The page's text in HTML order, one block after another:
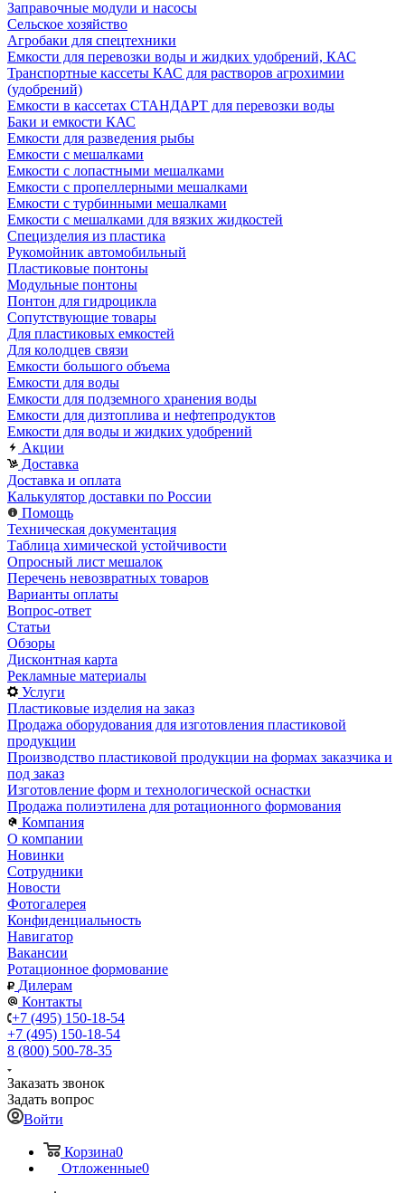
Заправочные модули и насосы
Сельское хозяйство
Агробаки для спецтехники
Емкости для перевозки воды и жидких удобрений, КАС
Транспортные кассеты КАС для растворов агрохимии
(удобрений)
Емкости в кассетах СТАНДАРТ для перевозки воды
Баки и емкости КАС
Емкости для разведения рыбы
Емкости с мешалками
Емкости с лопастными мешалками
Емкости с пропеллерными мешалками
Емкости с турбинными мешалками
Емкости с мешалками для вязких жидкостей
Специзделия из пластика
Рукомойник автомобильный
Пластиковые понтоны
Модульные понтоны
Понтон для гидроцикла
Сопутствующие товары
Для пластиковых емкостей
Для колодцев связи
Емкости большого объема
Емкости для воды
Емкости для подземного хранения воды
Емкости для дизтоплива и нефтепродуктов
Емкости для воды и жидких удобрений
Акции
Доставка
Доставка и оплата
Калькулятор доставки по России
Помощь
Техническая документация
Таблица химической устойчивости
Опросный лист мешалок
Перечень невозвратных товаров
Варианты оплаты
Вопрос-ответ
Статьи
Обзоры
Дисконтная карта
Рекламные материалы
Услуги
Пластиковые изделия на заказ
Продажа оборудования для изготовления пластиковой
продукции
Производство пластиковой продукции на формах заказчика и
под заказ
Изготовление форм и технологической оснастки
Продажа полиэтилена для ротационного формования
Компания
О компании
Новинки
Сотрудники
Новости
Фотогалерея
Конфиденциальность
Навигатор
Вакансии
Ротационное формование
Дилерам
Контакты
+7 (495) 150-18-54
+7 (495) 150-18-54
8 (800) 500-78-35
Заказать звонок
Задать вопрос
Войти
Корзина0
Отложенные0